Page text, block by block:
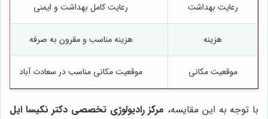
رعایت بهداشت رعایت کامل بهداشت و ایمنی
هزینه هزینه مناسب و مقرون به صرفه
موقعیت مکانی موقعیت مکانی مناسب در سعادت آباد
با توجه به این مقایسه، مرکز رادیولوژی تخصصی دکتر نکیسا ایل